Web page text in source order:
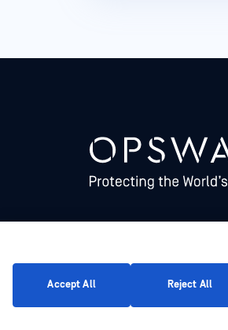
Reject All
Accept All